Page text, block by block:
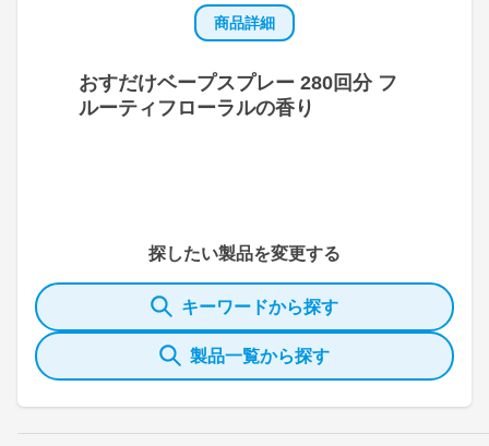
商品詳細
おすだけベープスプレー 280回分 フ
ルーティフローラルの香り
探したい製品を変更する
キーワードから探す
製品一覧から探す